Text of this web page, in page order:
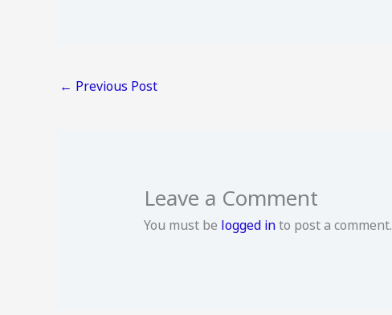
← Previous Post
Leave a Comment
You must be logged into post a comment.